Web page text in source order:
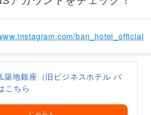
ban_hotel_official
築地銀座（旧ビジネスホテル バ
こちら